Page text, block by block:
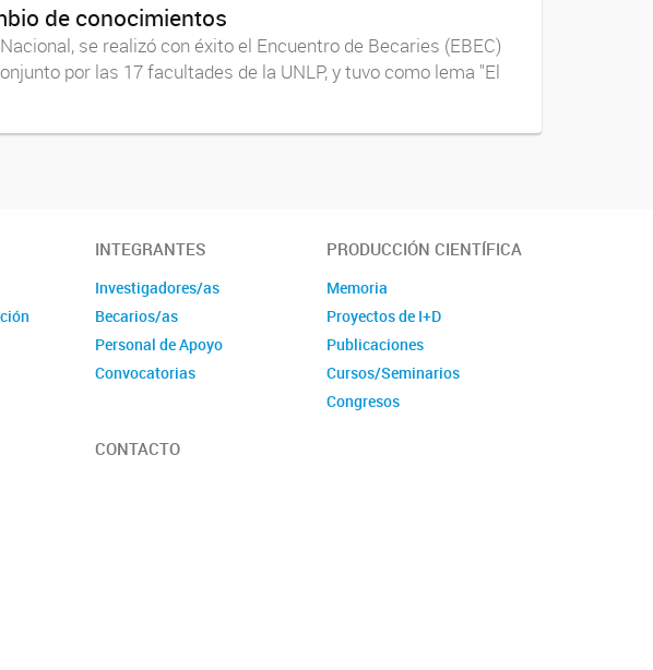
de conocimientos
se realizó con éxito el Encuentro de Becaries (EBEC)
por las 17 facultades de la UNLP, y tuvo como lema "El
INTEGRANTES
Investigadores/as
Becarios/as
Personal de Apoyo
Convocatorias
PRODUCCIÓN CIENTÍFICA
Memoria
Proyectos de I+D
Publicaciones
Cursos/Seminarios
Congresos
CONTACTO